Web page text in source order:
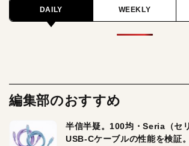
DAILY WEEKLY
編集部のおすすめ
半信半疑。100均・Seria（セ
USB-Cケーブルの性能を検証